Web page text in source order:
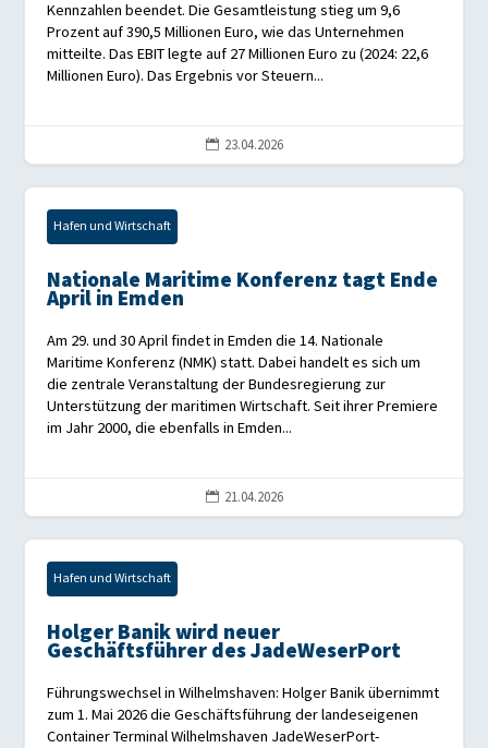
Kennzahlen beendet. Die Gesamtleistung stieg um 9,6
Prozent auf 390,5 Millionen Euro, wie das Unternehmen
mitteilte. Das EBIT legte auf 27 Millionen Euro zu (2024: 22,6
Millionen Euro). Das Ergebnis vor Steuern...
 23.04.2026
Hafen und Wirtschaft
Nationale Maritime Konferenz tagt Ende
April in Emden
Am 29. und 30 April findet in Emden die 14. Nationale
Maritime Konferenz (NMK) statt. Dabei handelt es sich um
die zentrale Veranstaltung der Bundesregierung zur
Unterstützung der maritimen Wirtschaft. Seit ihrer Premiere
im Jahr 2000, die ebenfalls in Emden...
 21.04.2026
Hafen und Wirtschaft
Holger Banik wird neuer
Geschäftsführer des JadeWeserPort
Führungswechsel in Wilhelmshaven: Holger Banik übernimmt
zum 1. Mai 2026 die Geschäftsführung der landeseigenen
Container Terminal Wilhelmshaven JadeWeserPort-